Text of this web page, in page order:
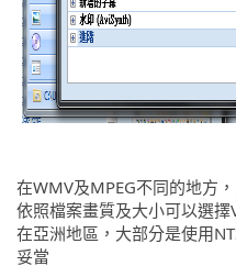
在WMV及MPEG不同的地方
依照檔案畫質及大小可以選擇
在亞洲地區，大部分是使用
妥當